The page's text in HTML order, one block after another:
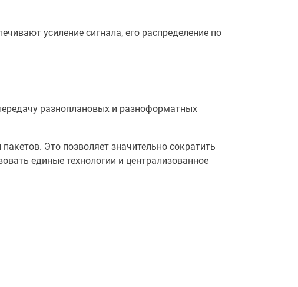
усиление сигнала, его распределение по
разноплановых и разноформатных
Это позволяет значительно сократить
единые технологии и централизованное